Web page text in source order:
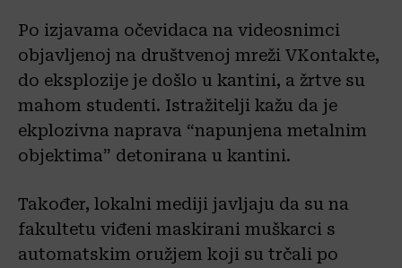
Po izjavama očevidaca na videosnimci
objavljenoj na društvenoj mreži VKontakte,
do eksplozije je došlo u kantini, a žrtve su
mahom studenti. Istražitelji kažu da je
ekplozivna naprava “napunjena metalnim
objektima” detonirana u kantini.
Također, lokalni mediji javljaju da su na
fakultetu viđeni maskirani muškarci s
automatskim oružjem koji su trčali po